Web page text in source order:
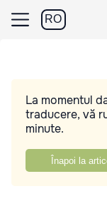
RO
La momentul
traducere, vă
minute.
Înapoi la